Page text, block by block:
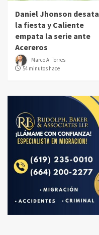
Daniel Jhonson desata
la fiesta y Caliente
empata la serie ante
Acereros
Marco A. Torres
54 minutos hace